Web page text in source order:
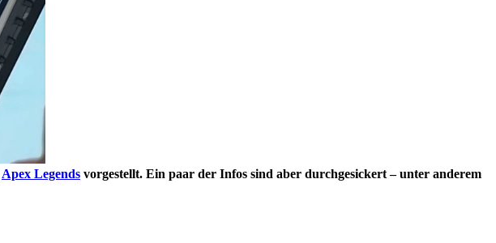
Apex Legends vorgestellt. Ein paar der Infos sind aber durchgesickert – unter anderem